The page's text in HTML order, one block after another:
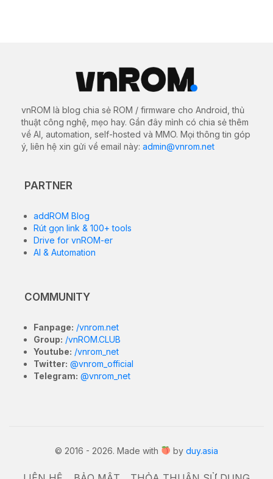
vnROM là blog chia sẻ ROM / firmware cho Android, thủ
thuật công nghệ, mẹo hay. Gần đây mình có chia sẻ thêm
về AI, automation, self-hosted và MMO. Mọi thông tin góp
ý, liên hệ xin gửi về email này: admin@vnrom.net
PARTNER
addROM Blog
Rút gọn link & 100+ tools
Drive for vnROM-er
AI & Automation
COMMUNITY
Fanpage: /vnrom.net
Group: /vnROM.CLUB
Youtube: /vnrom_net
Twitter: @vnrom_official
Telegram: @vnrom_net
© 2016 - 2026. Made with by duy.asia